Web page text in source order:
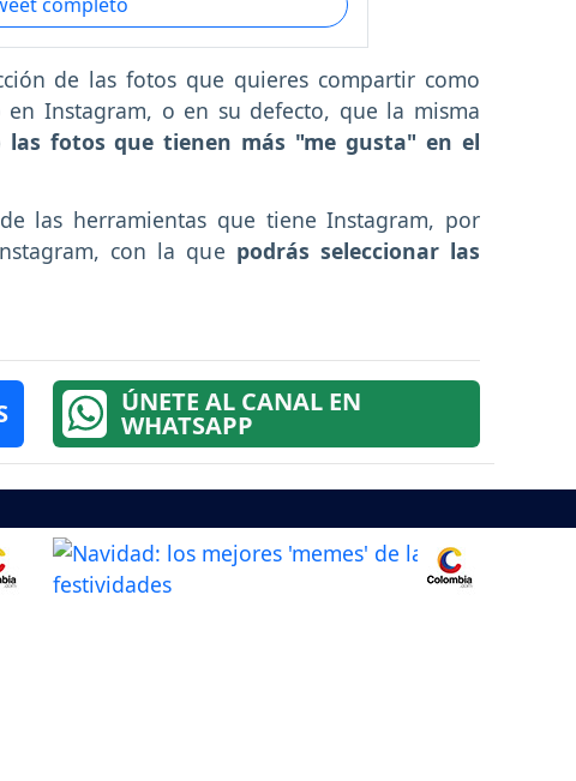
de las fotos que quieres compartir como
Instagram, o en su defecto, que la misma
las fotos que tienen más "me gusta" en el
las herramientas que tiene Instagram, por
con la que podrás seleccionar las
ÚNETE AL CANAL EN
WHATSAPP